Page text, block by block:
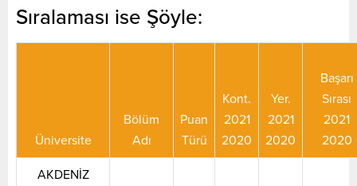
Sıralaması ise Şöyle:
Üniversite
Bölüm
Adı
Puan
Türü
Kont.
2021
2020
Yer.
2021
2020
Başarı
Sırası
2021
2020
AKDENİZ